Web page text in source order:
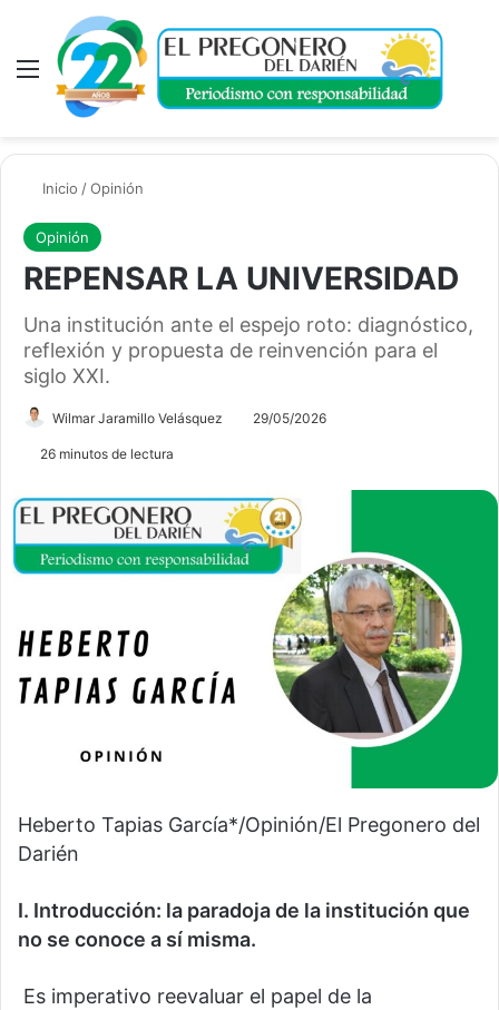
Menú
Inicio /Opinión
Opinión
REPENSAR LA UNIVERSIDAD
Una institución ante el espejo roto: diagnóstico,
reflexión y propuesta de reinvención para el
siglo XXI.
Wilmar Jaramillo Velásquez 29/05/2026
26 minutos de lectura
Heberto Tapias García*/Opinión/El Pregonero del
Darién
I. Introducción: la paradoja de la institución que
no se conoce a sí misma.
Es imperativo reevaluar el papel de la